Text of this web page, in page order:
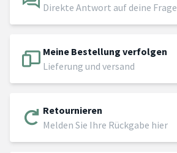
Direkte Antwort auf deine Frage
Meine Bestellung verfolgen
Lieferung und versand
Retournieren
Melden Sie Ihre Rückgabe hier